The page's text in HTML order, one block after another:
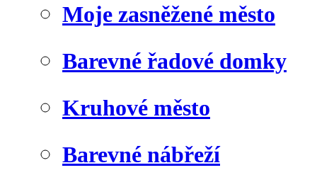
Moje zasněžené město
Barevné řadové domky
Kruhové město
Barevné nábřeží